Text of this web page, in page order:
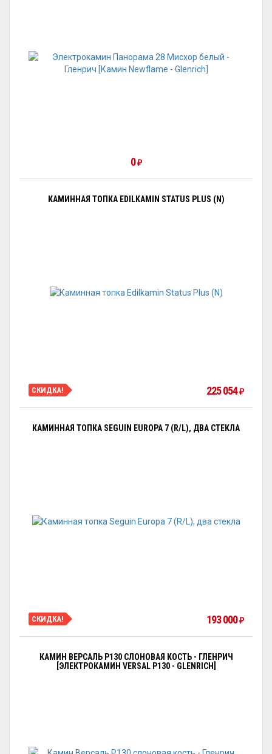
0 ₽
КАМИННАЯ ТОПКА EDILKAMIN STATUS PLUS (N)
СКИДКА! 225 054 ₽
КАМИННАЯ ТОПКА SEGUIN EUROPA 7 (R/L), ДВА СТЕКЛА
СКИДКА! 193 000 ₽
КАМИН ВЕРСАЛЬ P130 СЛОНОВАЯ КОСТЬ - ГЛЕНРИЧ
[ЭЛЕКТРОКАМИН VERSAL P130 - GLENRICH]